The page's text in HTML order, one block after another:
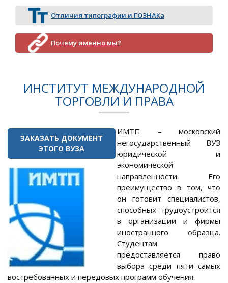
Отличия типографии и ГОЗНАКа
Почему именно мы?
ИНСТИТУТ МЕЖДУНАРОДНОЙ
ТОРГОВЛИ И ПРАВА
ЗАКАЗАТЬ ДОКУМЕНТ
ЭТОГО ВУЗА
ИМТП – московский
негосударственный ВУЗ
юридической и
экономической
направленности. Его
преимущество в том, что
он готовит специалистов,
способных трудоустроится
в организации и фирмы
иностранного образца.
Студентам
предоставляется право
выбора среди пяти самых
востребованных и передовых программ обучения.